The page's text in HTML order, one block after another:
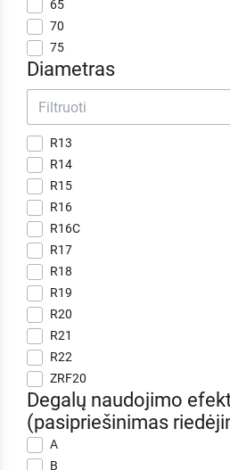
65
70
75
Diametras
R13
R14
R15
R16
R16C
R17
R18
R19
R20
R21
R22
ZRF20
Degalų naudojimo
(pasipriešinimas
A
B